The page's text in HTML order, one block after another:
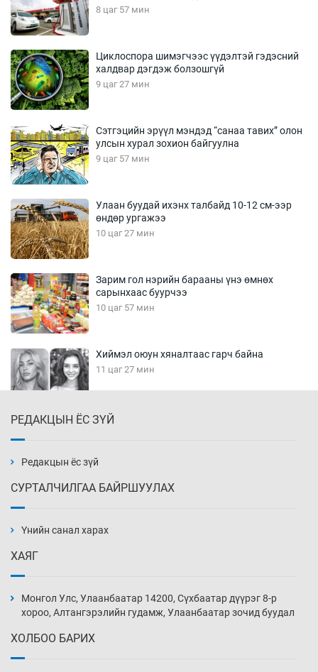
8 цаг 57 мин
Циклоспора шимэгчээс үүдэлтэй гэдэсний
халдвар дэгдэж болзошгүй
9 цаг 27 мин
Сэтгэцийн эрүүл мэндэд “санаа тавих” олон
улсын хурал зохион байгуулна
9 цаг 57 мин
Улаан буудай ихэнх талбайд 10-12 см-ээр
өндөр ургажээ
10 цаг 27 мин
Зарим гол нэрийн барааны үнэ өмнөх
сарынхаас буурчээ
10 цаг 57 мин
Хиймэл оюун хяналтаас гарч байна
11 цаг 27 мин
11 цаг 57 мин
нэмэгджээ
12 цаг 27 мин
РЕДАКЦЫН ЁС ЗҮЙ
Редакцын ёс зүй
СУРТАЛЧИЛГАА БАЙРШУУЛАХ
Үнийн санал харах
ХАЯГ
Монгол Улс, Улаанбаатар 14200, Сүхбаатар дүүрэг 8-р
хороо, Алтангэрэлийн гудамж, Улаанбаатар зочид буудал
ХОЛБОО БАРИХ